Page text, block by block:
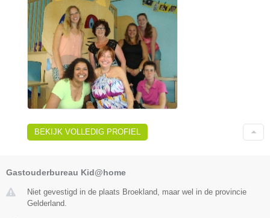
BEKIJK VOLLEDIG PROFIEL
Gastouderbureau Kid@home
Niet gevestigd in de plaats Broekland, maar wel in de provincie
Gelderland.